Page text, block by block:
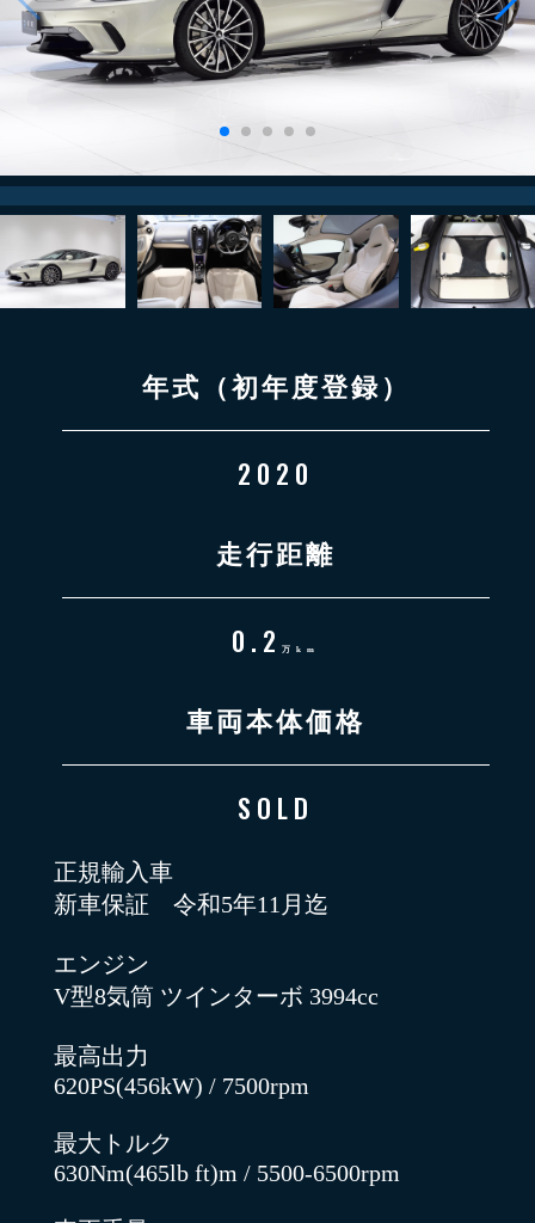
年式（初年度登録）
2020
走行距離
0.2万km
車両本体価格
SOLD
正規輸入車
新車保証 令和5年11月迄
エンジン
V型8気筒 ツインターボ 3994cc
最高出力
620PS(456kW) / 7500rpm
最大トルク
630Nm(465lb ft)m / 5500-6500rpm